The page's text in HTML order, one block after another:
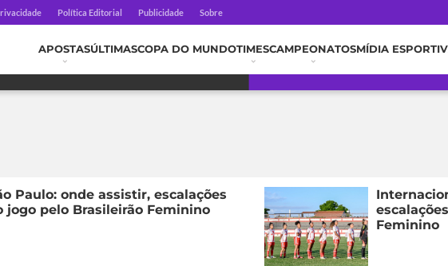
Política Editorial Publicidade Sobre
APOSTASÚLTIMASCOPA DO MUNDOTIMESCAMPEONATOSMÍDIA
Paulo: onde assistir, escalações
jogo pelo Brasileirão Feminino
Feminino